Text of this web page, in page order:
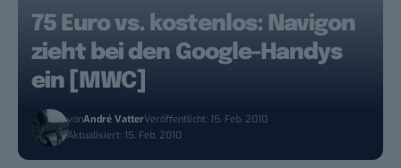
75 Euro vs. kostenlos: Navigon
zieht bei den Google-Handys
ein [MWC]
vonAndré VatterVeröffentlicht: 15. Feb. 2010
Aktualisiert: 15. Feb. 2010